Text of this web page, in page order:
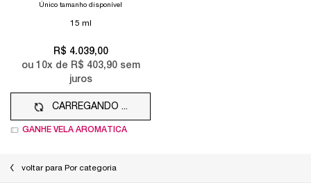
Único tamanho disponível
15 ml
R$ 4.039,00
ou 10x de R$ 403,90sem
juros
CARREGANDO ...
GANHE VELA AROMÁTICA
voltar para Por categoria